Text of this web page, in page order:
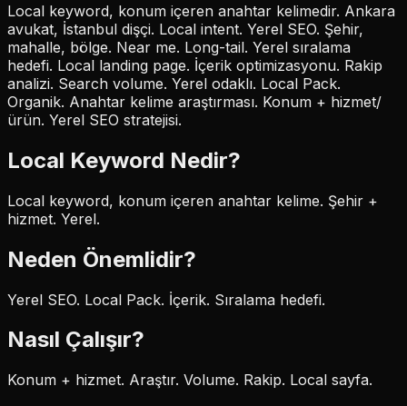
Local keyword, konum içeren anahtar kelimedir. Ankara
avukat, İstanbul dişçi. Local intent. Yerel SEO. Şehir,
mahalle, bölge. Near me. Long-tail. Yerel sıralama
hedefi. Local landing page. İçerik optimizasyonu. Rakip
analizi. Search volume. Yerel odaklı. Local Pack.
Organik. Anahtar kelime araştırması. Konum + hizmet/
ürün. Yerel SEO stratejisi.
Local Keyword Nedir?
Local keyword, konum içeren anahtar kelime. Şehir +
hizmet. Yerel.
Neden Önemlidir?
Yerel SEO. Local Pack. İçerik. Sıralama hedefi.
Nasıl Çalışır?
Konum + hizmet. Araştır. Volume. Rakip. Local sayfa.